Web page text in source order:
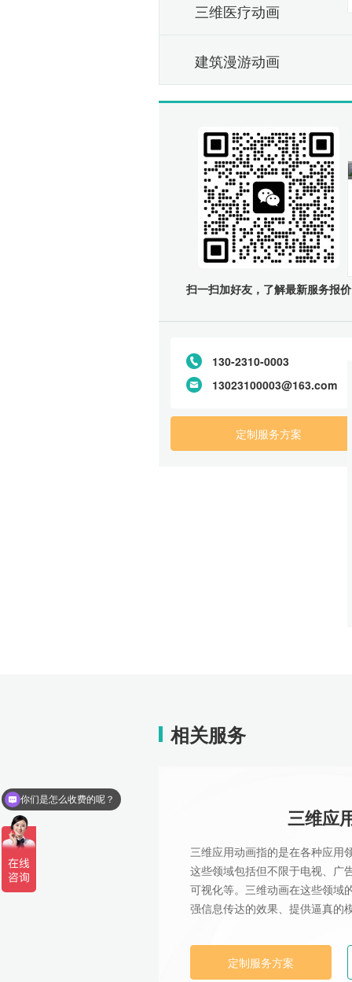
三维医疗动画
建筑漫游动画
扫一扫加好友，了解最新服务报价
130-2310-0003
13023100003@163.com
定制服务方案
相关服务
三维应
三维应用动画指的是在各种应用
这些领域包括但不限于电视、广
可视化等。三维动画在这些领域
强信息传达的效果、提供逼真的
定制服务方案
你们是怎么收费的呢？
现在有优惠活动么？